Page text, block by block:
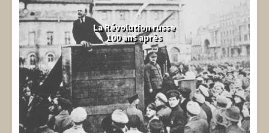
La Révolution russe
100 ans après